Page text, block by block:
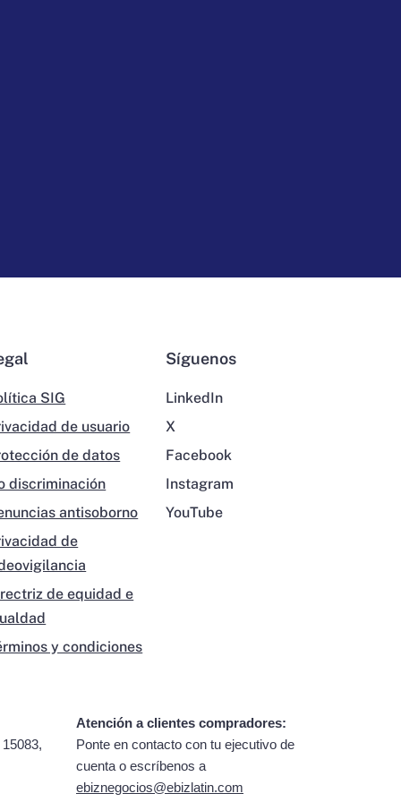
SIG
de usuario
de datos
discriminación
antisoborno
de
de equidad e
y condiciones
Síguenos
LinkedIn
X
Facebook
Instagram
YouTube
Atención a clientes compradores:
Ponte en contacto con tu ejecutivo de
cuenta o escríbenos a
ebiznegocios@ebizlatin.com